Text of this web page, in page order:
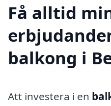
Få alltid
balkong i
Att investera i en